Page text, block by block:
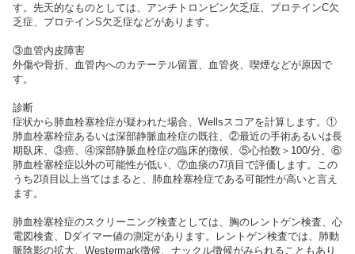
す。先天的なものとしては、アンチトロンビン欠乏症、プロテインC欠
乏症、プロテインS欠乏症などがあります。
③血管内皮障害
外傷や骨折、血管内へのカテーテル留置、血管炎、喫煙などが原因で
す。
診断
症状から肺血栓塞栓症が疑われた場合、Wellsスコアを計算します。①
肺血栓塞栓症あるいは深部静脈血栓症の既往、②最近の手術あるいは長
期臥床、③癌、④深部静脈血栓症の臨床的徴候、⑤心拍数＞100/分、⑥
肺血栓塞栓症以外の可能性が低い、⑦血痰の7項目で評価します。この
うち2項目以上当てはまると、肺血栓塞栓症である可能性が高いと言え
ます。
肺血栓塞栓症のスクリーニング検査としては、胸のレントゲン検査、心
電図検査、Dダイマー値の測定があります。レントゲン検査では、肺動
脈陰影の拡大、Westermark徴候、ナックル徴候がみられることもあり